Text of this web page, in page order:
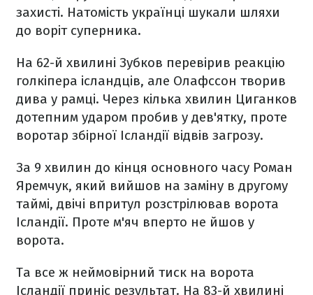
захисті. Натомість українці шукали шляхи
до воріт суперника.
На 62-й хвилині Зубков перевірив реакцію
голкіпера ісландців, але Олафссон творив
дива у рамці. Через кілька хвилин Циганков
дотепним ударом пробив у дев'ятку, проте
воротар збірної Ісландії відвів загрозу.
За 9 хвилин до кінця основного часу Роман
Яремчук, який вийшов на заміну в другому
таймі, двічі впритул розстрілював ворота
Ісландії. Проте м'яч вперто не йшов у
ворота.
Та все ж неймовірний тиск на ворота
Ісландії приніс результат. На 83-й хвилині